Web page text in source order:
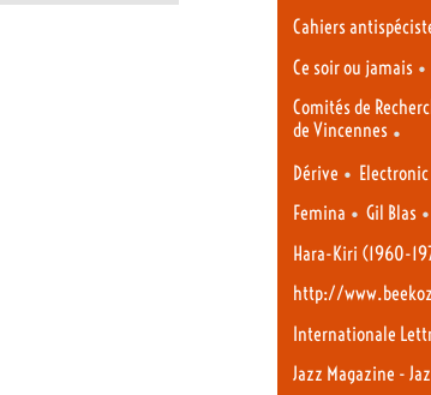
Cahiers
Ce soir ou jamais •
Comités de
de Vincennes •
Dérive •
Femina • Gil Blas •
Hara-Kiri (1960-
http://
Internationale
Jazz Magazine -